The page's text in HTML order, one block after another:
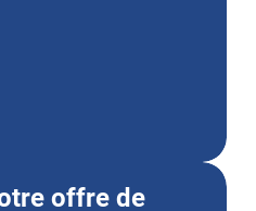
offre de